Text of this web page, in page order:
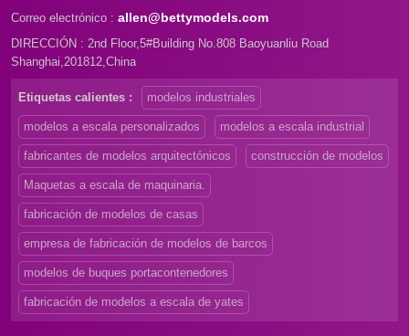
Correo electrónico : allen@bettymodels.com
DIRECCIÓN : 2nd Floor,5#Building No.808 Baoyuanliu Road
Shanghai,201812,China
Etiquetas calientes : modelos industriales
modelos a escala personalizados modelos a escala industrial
fabricantes de modelos arquitectónicos construcción de modelos
Maquetas a escala de maquinaria.
fabricación de modelos de casas
empresa de fabricación de modelos de barcos
modelos de buques portacontenedores
fabricación de modelos a escala de yates